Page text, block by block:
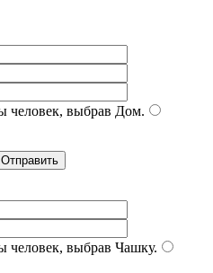
человек, выбрав Дом.
человек, выбрав Чашку.